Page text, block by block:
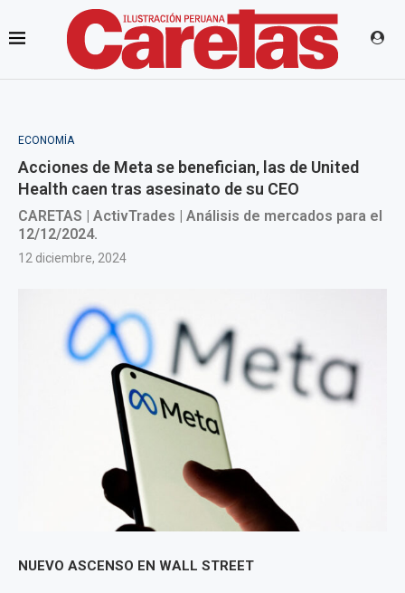
ECONOMÍA
Acciones de Meta se benefician, las de United
Health caen tras asesinato de su CEO
CARETAS | ActivTrades | Análisis de mercados para el
12/12/2024.
12 diciembre, 2024
NUEVO ASCENSO EN WALL STREET